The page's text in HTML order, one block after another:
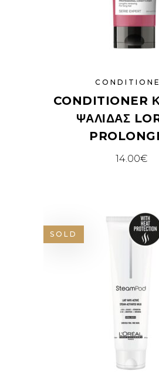
CONDITIONER
ΨΑΛΊΔΑΣ
14.00€
SOLD